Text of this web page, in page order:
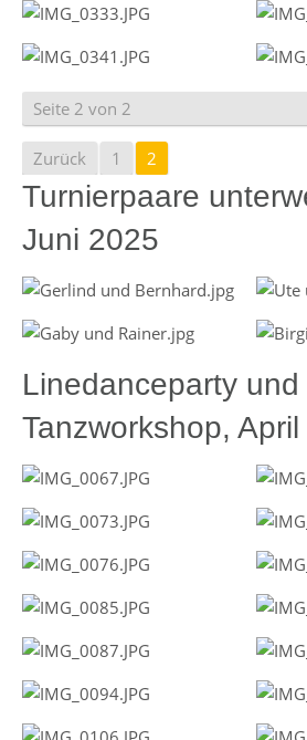
Seite 2 von 2
Zurück 1 2
Turnierpaare
Juni 2025
Linedanceparty und
Tanzworkshop,